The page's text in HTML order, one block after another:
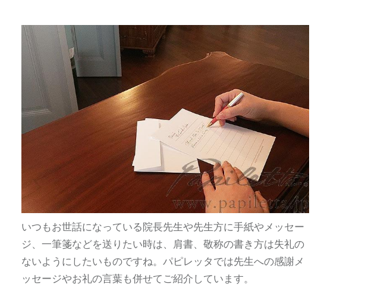
いつもお世話になっている院長先生や先生方に手紙やメッセー
ジ、一筆箋などを送りたい時は、肩書、敬称の書き方は失礼の
ないようにしたいものですね。パピレッタでは先生への感謝メ
ッセージやお礼の言葉も併せてご紹介しています。